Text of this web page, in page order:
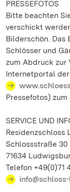
PRESSEFOTOS
Bitte beachten
verschickt
Bilderschön.
Schlösser und
zum Abdruck zur
Internetportal
Pressefotos)
SERVICE UND
Residenzschloss
Schlossstraße 30
71634
Telefon +49(0)71